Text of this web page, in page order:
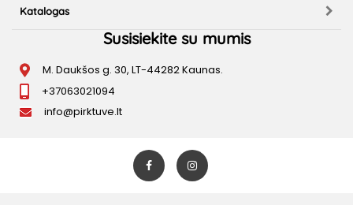
Katalogas
Susisiekite su mumis
M. Daukšos g. 30, LT-44282 Kaunas.
+37063021094
info@pirktuve.lt